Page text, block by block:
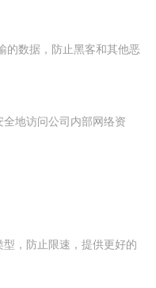
的数据，防止黑客和其他恶
地访问公司内部网络资
，防止限速，提供更好的